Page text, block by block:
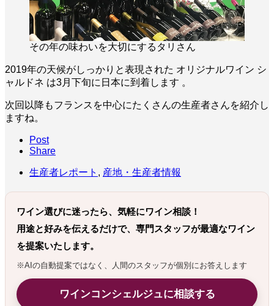
その年の味わいを大切にするタリさん
2019年の天候がしっかりと表現された オリジナルワイン シ
ャルドネ は3月下旬に日本に到着します 。
次回以降もフランスを中心にたくさんの生産者さんを紹介し
ますね。
Post
Share
生産者レポート , 産地・生産者情報
ワイン選びに迷ったら、気軽にワイン相談！
用途と好みを伝えるだけで、専門スタッフが最適なワイン
を提案いたします。
※AIの自動提案ではなく、人間のスタッフが個別にお答えします
ワインコンシェルジュに相談する